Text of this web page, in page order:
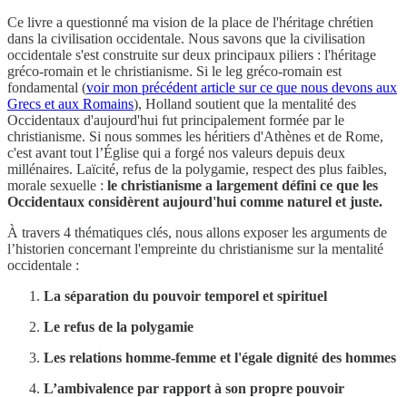
Ce livre a questionné ma vision de la place de l'héritage chrétien
dans la civilisation occidentale. Nous savons que la civilisation
occidentale s'est construite sur deux principaux piliers : l'héritage
gréco-romain et le christianisme. Si le leg gréco-romain est
fondamental (voir mon précédent article sur ce que nous devons aux
Grecs et aux Romains), Holland soutient que la mentalité des
Occidentaux d'aujourd'hui fut principalement formée par le
christianisme. Si nous sommes les héritiers d'Athènes et de Rome,
c'est avant tout l’Église qui a forgé nos valeurs depuis deux
millénaires. Laïcité, refus de la polygamie, respect des plus faibles,
morale sexuelle : le christianisme a largement défini ce que les
Occidentaux considèrent aujourd'hui comme naturel et juste.
À travers 4 thématiques clés, nous allons exposer les arguments de
l’historien concernant l'empreinte du christianisme sur la mentalité
occidentale :
La séparation du pouvoir temporel et spirituel
Le refus de la polygamie
Les relations homme-femme et l'égale dignité des hommes
L’ambivalence par rapport à son propre pouvoir